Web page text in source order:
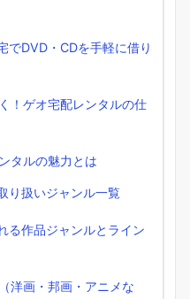
でDVD・CDを手軽に借り
！ゲオ宅配レンタルの仕
タルの魅力とは
り扱いジャンル一覧
る作品ジャンルとライン
洋画・邦画・アニメな